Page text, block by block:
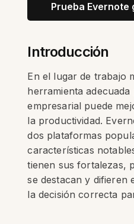
Prueba Evernote
Introducción
En el lugar de trabajo
herramienta
empresarial puede
la productividad.
dos plataformas
características
tienen sus fortalezas,
se destacan y difieren
la decisión correcta